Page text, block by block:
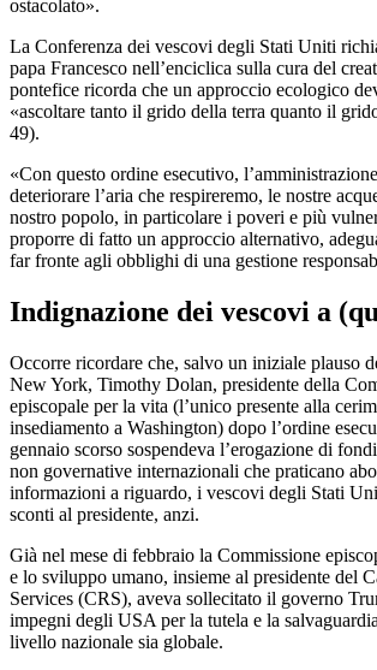
ostacolato».
La Conferenza dei vescovi degli Stati Uniti
papa Francesco nell’enciclica sulla cura del
pontefice ricorda che un approccio ecologico
«ascoltare tanto il grido della terra quanto il
49).
«Con questo ordine esecutivo,
deteriorare l’aria che respireremo, le nostre
nostro popolo, in particolare i poveri e più
proporre di fatto un approccio alternativo,
far fronte agli obblighi di una gestione
Indignazione dei vescovi a
Occorre ricordare che, salvo un iniziale plauso
New York, Timothy Dolan, presidente della
episcopale per la vita (l’unico presente alla
insediamento a Washington) dopo l’ordine
gennaio scorso sospendeva l’erogazione di
non governative internazionali che praticano
informazioni a riguardo, i vescovi degli Stati
sconti al presidente, anzi.
Già nel mese di febbraio la Commissione
e lo sviluppo umano, insieme al presidente del
Services (CRS), aveva sollecitato il governo
impegni degli USA per la tutela e la
livello nazionale sia globale.